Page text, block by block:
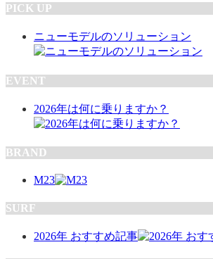
PICK UP
ニューモデルのソリューション
EVENT
2026年は何に乗りますか？
BRAND
M23
SURF
2026年 おすすめ記事